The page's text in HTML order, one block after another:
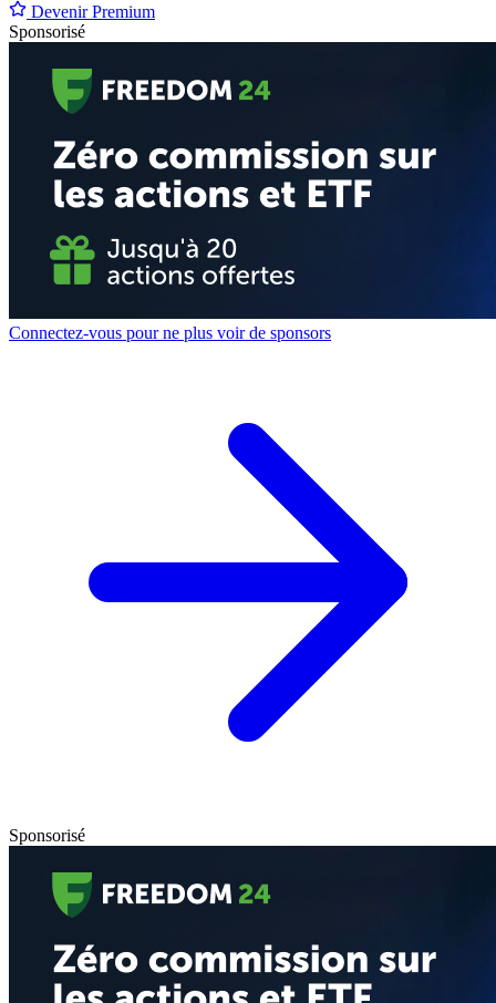
Devenir Premium
Sponsorisé
Connectez-vous pour ne plus voir de sponsors
Sponsorisé